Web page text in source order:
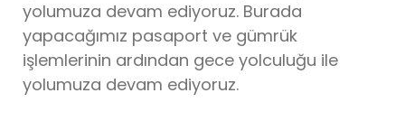
yolumuza devam ediyoruz. Burada
yapacağımız pasaport ve gümrük
işlemlerinin ardından gece yolculuğu ile
yolumuza devam ediyoruz.